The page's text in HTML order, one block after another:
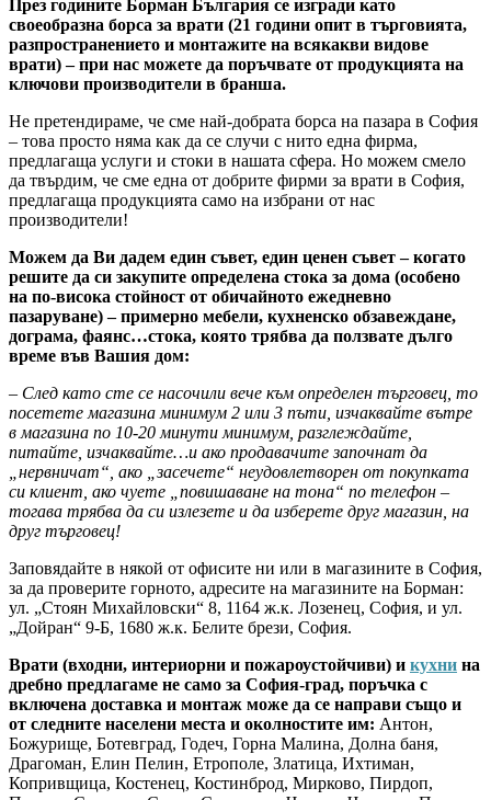
През годините Борман България се изгради като
своеобразна борса за врати (21 години опит в търговията,
разпространението и монтажите на всякакви видове
врати) – при нас можете да поръчвате от продукцията на
ключови производители в бранша.
Не претендираме, че сме най-добрата борса на пазара в София
– това просто няма как да се случи с нито една фирма,
предлагаща услуги и стоки в нашата сфера. Но можем смело
да твърдим, че сме една от добрите фирми за врати в София,
предлагаща продукцията само на избрани от нас
производители!
Можем да Ви дадем един съвет, един ценен съвет – когато
решите да си закупите определена стока за дома (особено
на по-висока стойност от обичайното ежедневно
пазаруване) – примерно мебели, кухненско обзавеждане,
дограма, фаянс…стока, която трябва да ползвате дълго
време във Вашия дом:
– След като сте се насочили вече към определен търговец, то
посетете магазина минимум 2 или 3 пъти, изчаквайте вътре
в магазина по 10-20 минути минимум, разглеждайте,
питайте, изчаквайте…и ако продавачите започнат да
„нервничат“, ако „засечете“ неудовлетворен от покупката
си клиент, ако чуете „повишаване на тона“ по телефон –
тогава трябва да си излезете и да изберете друг магазин, на
друг търговец!
Заповядайте в някой от офисите ни или в магазините в София,
за да проверите горното, адресите на магазините на Борман:
ул. „Стоян Михайловски“ 8, 1164 ж.к. Лозенец, София, и ул.
„Дойран“ 9-Б, 1680 ж.к. Белите брези, София.
Врати (входни, интериорни и пожароустойчиви) и кухни на
дребно предлагаме не само за София-град, поръчка с
включена доставка и монтаж може да се направи също и
от следните населени места и околностите им: Антон,
Божурище, Ботевград, Годеч, Горна Малина, Долна баня,
Драгоман, Елин Пелин, Етрополе, Златица, Ихтиман,
Копривщица, Костенец, Костинброд, Мирково, Пирдоп,